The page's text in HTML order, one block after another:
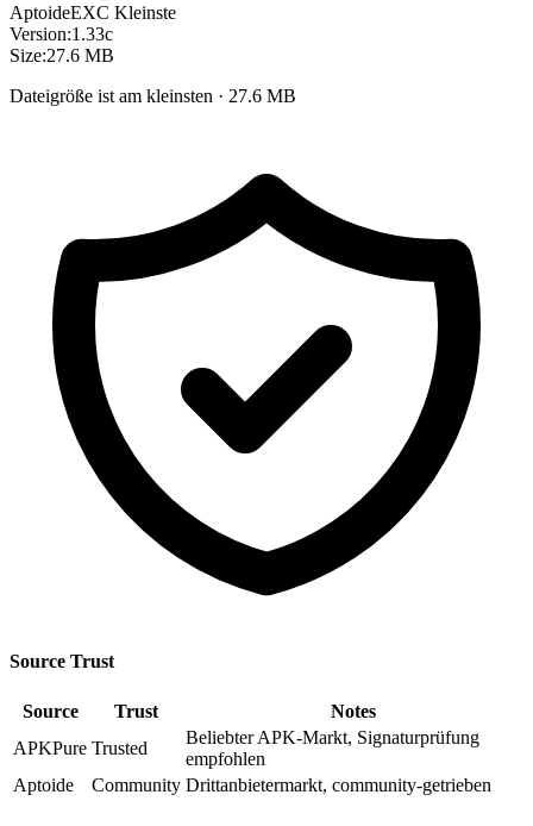
AptoideEXC Kleinste
Version:1.33c
Size:27.6 MB
Dateigröße ist am kleinsten · 27.6 MB
Source Trust
Source Trust
Notes
APKPure Trusted
Beliebter APK-Markt, Signaturprüfung
empfohlen
Aptoide
Community Drittanbietermarkt, community-getrieben